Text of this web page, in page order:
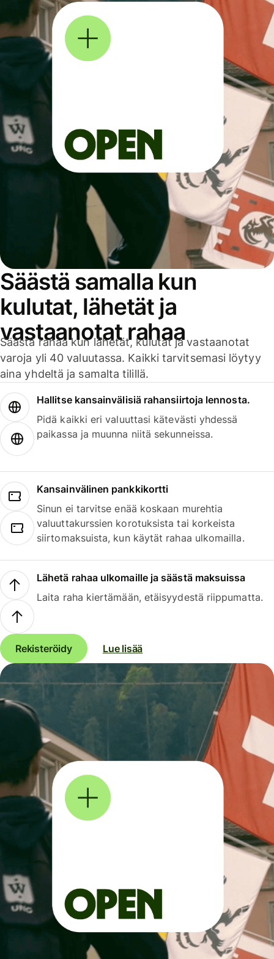
Säästä samalla kun
kulutat, lähetät ja
vastaanotat rahaa
Säästä rahaa kun lähetät, kulutat ja vastaanotat
varoja yli 40 valuutassa. Kaikki tarvitsemasi löytyy
aina yhdeltä ja samalta tilillä.
Hallitse kansainvälisiä rahansiirtoja lennosta.
Pidä kaikki eri valuuttasi kätevästi yhdessä
paikassa ja muunna niitä sekunneissa.
Kansainvälinen pankkikortti
Sinun ei tarvitse enää koskaan murehtia
valuuttakurssien korotuksista tai korkeista
siirtomaksuista, kun käytät rahaa ulkomailla.
Lähetä rahaa ulkomaille ja säästä maksuissa
Laita raha kiertämään, etäisyydestä riippumatta.
Rekisteröidy Lue lisää